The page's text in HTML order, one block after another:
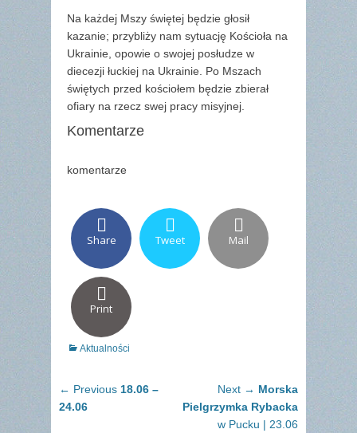
Na każdej Mszy świętej będzie głosił
kazanie; przybliży nam sytuację Kościoła na
Ukrainie, opowie o swojej posłudze w
diecezji łuckiej na Ukrainie. Po Mszach
świętych przed kościołem będzie zbierał
ofiary na rzecz swej pracy misyjnej.
Komentarze
komentarze
Share Tweet Mail
Print
Categories
Aktualności
Nawigacja
wpisu
← Previous Previous
18.06 –
24.06
Next → Next
post:
Morska
Pielgrzymka Rybacka
w Pucku | 23.06